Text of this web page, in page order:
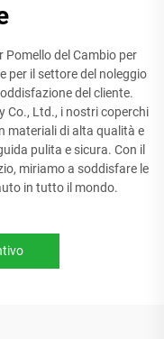
Pomello del Cambio per
per il settore del noleggio
del cliente.
Co., Ltd., i nostri coperchi
materiali di alta qualità e
pulita e sicura. Con il
miriamo a soddisfare le
in tutto il mondo.